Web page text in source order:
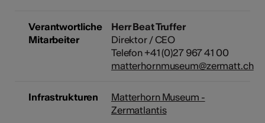
Verantwortliche
Mitarbeiter
Herr Beat Truffer
Direktor / CEO
Telefon +41 (0)27 967 41 00
matterhornmuseum@zermatt.ch
Infrastrukturen
Matterhorn Museum -
Zermatlantis